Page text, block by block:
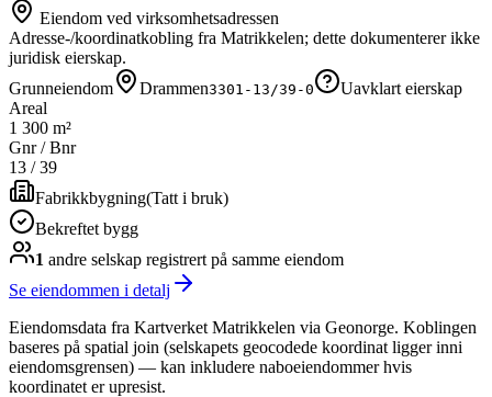
Eiendom ved virksomhetsadressen
Adresse-/koordinatkobling fra Matrikkelen; dette dokumenterer ikke
juridisk eierskap.
Grunneiendom
Drammen3301-13/39-0
Uavklart eierskap
Areal
1 300 m²
Gnr / Bnr
13 /39
Fabrikkbygning(Tatt i bruk)
Bekreftet bygg
1 andre selskap registrert på samme eiendom
Se eiendommen i detalj
Eiendomsdata fra Kartverket Matrikkelen via Geonorge. Koblingen
baseres på spatial join (selskapets geocodede koordinat ligger inni
eiendomsgrensen) — kan inkludere naboeiendommer hvis
koordinatet er upresist.